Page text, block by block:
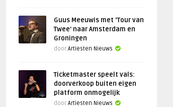
Guus Meeuwis met ‘Tour van
Twee’ naar Amsterdam en
Groningen
door Artiesten Nieuws
Ticketmaster speelt vals:
doorverkoop buiten eigen
platform onmogelijk
door Artiesten Nieuws